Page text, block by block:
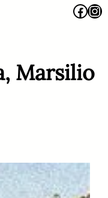
Facebook Instagram
Marsilio